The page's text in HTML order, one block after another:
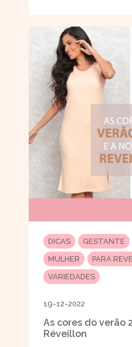
DICAS GESTANTE
MULHER
PARA
VARIEDADES
19-12-2022
As cores do verão
Réveillon